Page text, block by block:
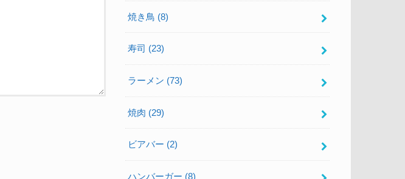
焼き鳥 (8)
寿司 (23)
ラーメン (73)
焼肉 (29)
ビアバー (2)
ハンバーガー (8)